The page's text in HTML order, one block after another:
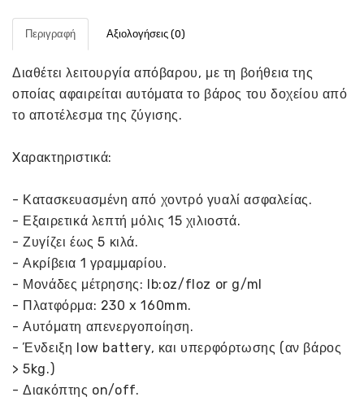
Περιγραφή Αξιολογήσεις (0)
Διαθέτει λειτουργία απόβαρου, με τη βοήθεια της
οποίας αφαιρείται αυτόματα το βάρος του δοχείου από
το αποτέλεσμα της ζύγισης.
Xαρακτηριστικά:
- Κατασκευασμένη από χοντρό γυαλί ασφαλείας.
- Εξαιρετικά λεπτή μόλις 15 χιλιοστά.
- Ζυγίζει έως 5 κιλά.
- Ακρίβεια 1 γραμμαρίου.
- Μονάδες μέτρησης: lb:oz/floz or g/ml
- Πλατφόρμα: 230 x 160mm.
- Αυτόματη απενεργοποίηση.
- Ένδειξη low battery, και υπερφόρτωσης (αν βάρος
> 5kg.)
- Διακόπτης on/off.